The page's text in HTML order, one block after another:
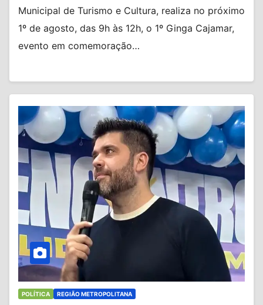
Municipal de Turismo e Cultura, realiza no próximo
1º de agosto, das 9h às 12h, o 1º Ginga Cajamar,
evento em comemoração…
POLÍTICA REGIÃO METROPOLITANA